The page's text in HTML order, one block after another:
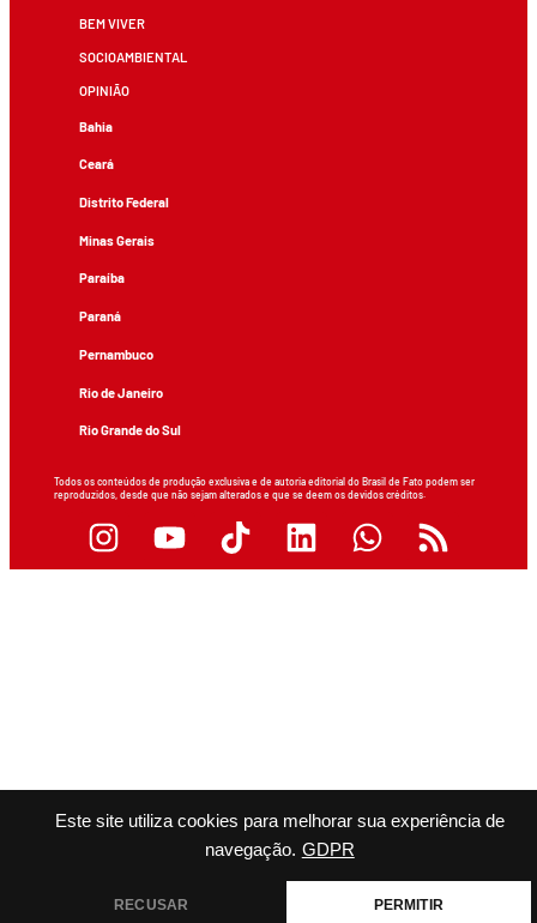
Este site utiliza cookies para melhorar sua experiência de
navegação. GDPR
RECUSAR PERMITIR
BEM VIVER
SOCIOAMBIENTAL
OPINIÃO
Bahia
Ceará
Distrito Federal
Minas Gerais
Paraíba
Paraná
Pernambuco
Rio de Janeiro
Rio Grande do Sul
Todos os conteúdos de produção exclusiva e de autoria editorial do Brasil de Fato podem ser
reproduzidos, desde que não sejam alterados e que se deem os devidos créditos.